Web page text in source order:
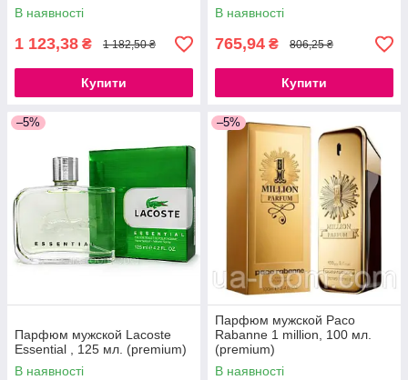
В наявності
1 123,38 ₴ 1 182,50 ₴
Купити
В наявності
765,94 ₴ 806,25 ₴
Купити
–5%
Парфюм мужской Lacoste
Essential , 125 мл. (premium)
В наявності
–5%
Парфюм мужской Paco
Rabanne 1 million, 100 мл.
(premium)
В наявності